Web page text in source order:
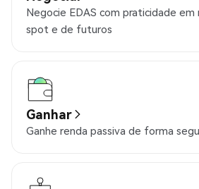
Negocie EDAS com praticidade em
spot e de futuros
Ganhar
Ganhe renda passiva de forma